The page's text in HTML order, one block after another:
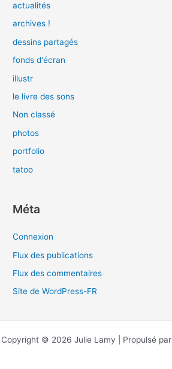
actualités
archives !
dessins partagés
fonds d'écran
illustr
le livre des sons
Non classé
photos
portfolio
tatoo
Méta
Connexion
Flux des publications
Flux des commentaires
Site de WordPress-FR
Copyright © 2026 Julie Lamy | Propulsé par